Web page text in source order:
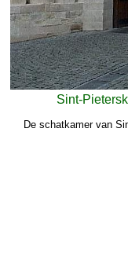
Sint-
De schatkamer van